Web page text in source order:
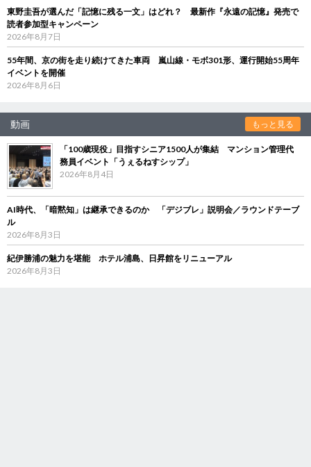
東野圭吾が選んだ「記憶に残る一文」はどれ？ 最新作『永遠の記憶』発売で
読者参加型キャンペーン
2026年8月7日
55年間、京の街を走り続けてきた車両 嵐山線・モボ301形、運行開始55周年
イベントを開催
2026年8月6日
動画 もっと見る
「100歳現役」目指すシニア1500人が集結 マンション管理代
務員イベント「うぇるねすシップ」
2026年8月4日
AI時代、「暗黙知」は継承できるのか 「デジブレ」説明会／ラウンドテーブ
ル
2026年8月3日
紀伊勝浦の魅力を堪能 ホテル浦島、日昇館をリニューアル
2026年8月3日